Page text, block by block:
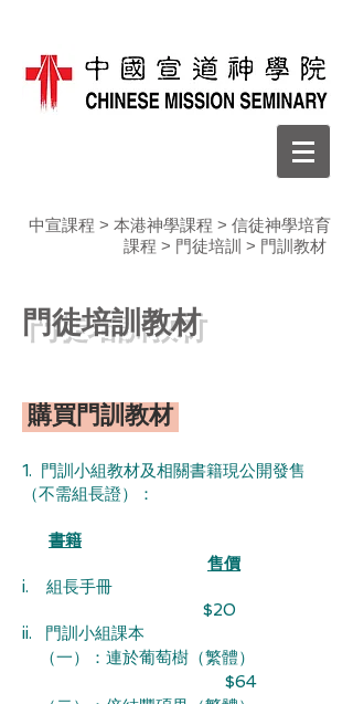
中宣課程 > 本港神學課程 > 信徒神學培育
課程 > 門徒培訓 > 門訓教材
門徒培訓教材
購買門訓教材
1. 門訓小組教材及相關書籍現公開發售
（不需組長證）：
書籍
售價
i. 組長手冊
$20
ii. 門訓小組課本
（一）：連於葡萄樹（繁體）
$64